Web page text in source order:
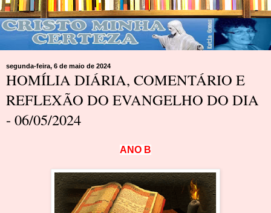
segunda-feira, 6 de maio de 2024
HOMÍLIA DIÁRIA, COMENTÁRIO E
REFLEXÃO DO EVANGELHO DO DIA
- 06/05/2024
A NO B